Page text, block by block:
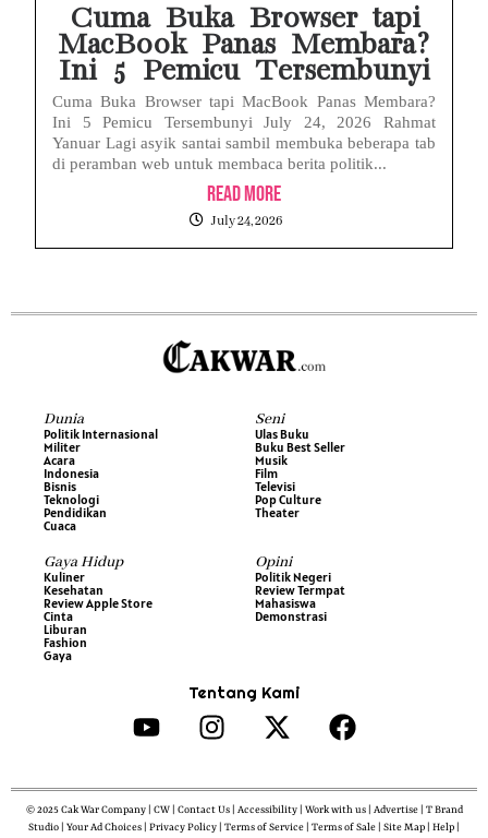
Cuma Buka Browser tapi
MacBook Panas Membara?
Ini 5 Pemicu Tersembunyi
Cuma Buka Browser tapi MacBook Panas Membara?
Ini 5 Pemicu Tersembunyi July 24, 2026 Rahmat
Yanuar Lagi asyik santai sambil membuka beberapa tab
di peramban web untuk membaca berita politik...
Read More
July 24, 2026
Dunia
Politik Internasional
Militer
Acara
Indonesia
Bisnis
Teknologi
Pendidikan
Cuaca
Seni
Ulas Buku
Buku Best Seller
Musik
Film
Televisi
Pop Culture
Theater
Gaya Hidup
Kuliner
Kesehatan
Review Apple Store
Cinta
Liburan
Fashion
Gaya
Opini
Politik Negeri
Review Termpat
Mahasiswa
Demonstrasi
Tentang Kami
© 2025 Cak War Company | CW | Contact Us | Accessibility | Work with us | Advertise | T Brand
Studio | Your Ad Choices | Privacy Policy | Terms of Service | Terms of Sale | Site Map | Help |